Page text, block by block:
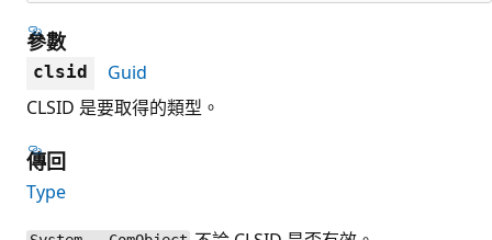
參數
clsid
Guid
CLSID 是要取得的類型。
傳回
Type